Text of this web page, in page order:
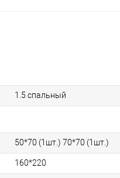
1.5 спальный
50*70 (1шт.) 70*70 (1шт.)
160*220